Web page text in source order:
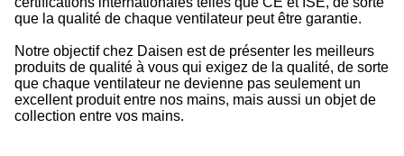
que la qualité de chaque ventilateur peut être garantie.
Notre objectif chez Daisen est de présenter les meilleurs
produits de qualité à vous qui exigez de la qualité, de sorte
que chaque ventilateur ne devienne pas seulement un
excellent produit entre nos mains, mais aussi un objet de
collection entre vos mains.